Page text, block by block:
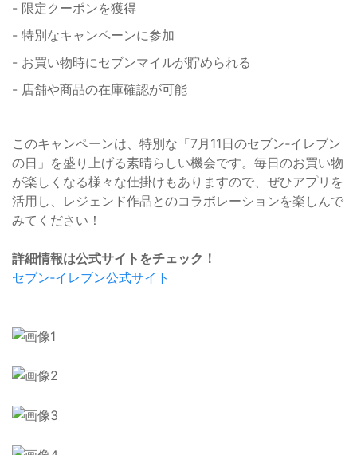
- 限定クーポンを獲得
- 特別なキャンペーンに参加
- お買い物時にセブンマイルが貯められる
- 店舗や商品の在庫確認が可能
このキャンペーンは、特別な「7月11日のセブン‐イレブン
の日」を盛り上げる素晴らしい機会です。毎日のお買い物
が楽しくなる様々な仕掛けもありますので、ぜひアプリを
活用し、レジェンド作品とのコラボレーションを楽しんで
みてください！
詳細情報は公式サイトをチェック！
セブン‐イレブン公式サイト